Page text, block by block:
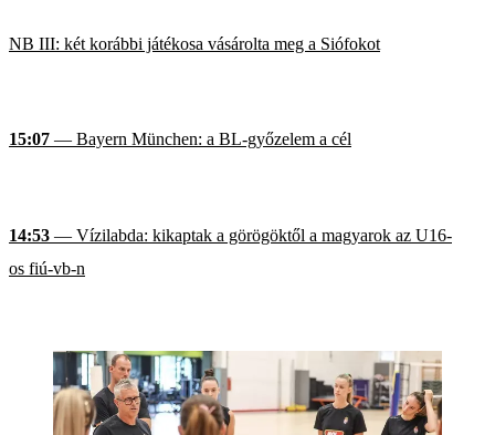
NB III: két korábbi játékosa vásárolta meg a Siófokot
15:07 — Bayern München: a BL-győzelem a cél
14:53 — Vízilabda: kikaptak a görögöktől a magyarok az U16-
os fiú-vb-n